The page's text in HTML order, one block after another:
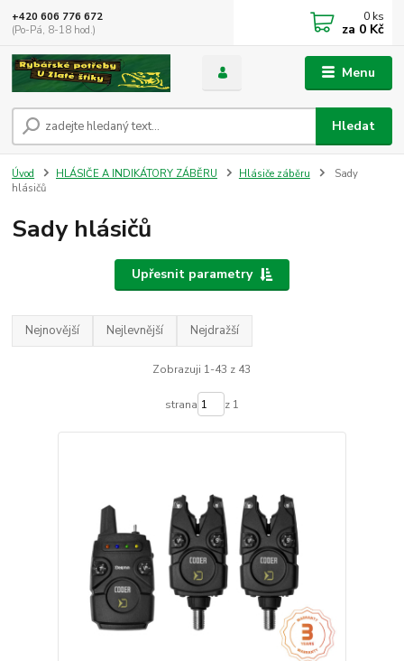
Menu
Hledat
+420 606 776 672
(Po-Pá, 8-18 hod.)
0 ks
za 0 Kč
Úvod HLÁSIČE A INDIKÁTORY ZÁBĚRU Hlásiče záběru
Sady
hlásičů
Sady hlásičů
Upřesnit parametry
Nejnovější Nejlevnější Nejdražší
Zobrazuji 1-43 z 43
strana z 1